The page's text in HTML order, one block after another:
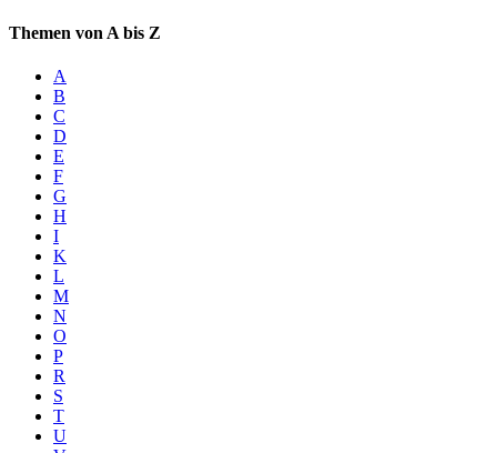
Themen von A bis Z
A
B
C
D
E
F
G
H
I
K
L
M
N
O
P
R
S
T
U